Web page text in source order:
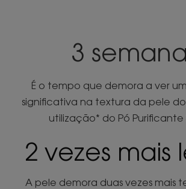
3 sem
É o tempo que demora a ver
significativa na textura da pele
utilização* do Pó Purificante
2 vezes mais
A pele demora duas vezes mais